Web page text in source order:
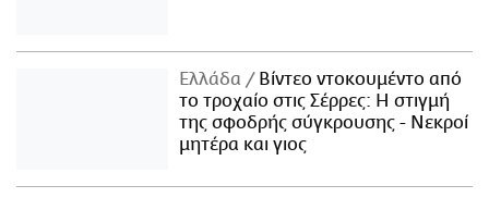
Ελλάδα
Βίντεο ντοκουμέντο από
το τροχαίο στις Σέρρες: Η στιγμή
της σφοδρής σύγκρουσης - Νεκροί
μητέρα και γιος